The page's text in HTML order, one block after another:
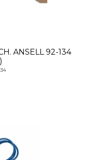
ANSELL 92-134